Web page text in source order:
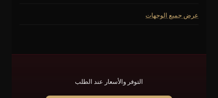
عرض جميع الوجهات
التوفر والأسعار عند الطلب